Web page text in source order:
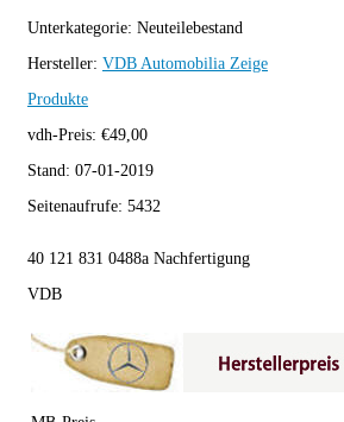
Unterkategorie: Neuteilebestand
Hersteller: VDB Automobilia Zeige
Produkte
vdh-Preis: €49,00
Stand: 07-01-2019
Seitenaufrufe: 5432
40 121 831 0488a Nachfertigung
VDB